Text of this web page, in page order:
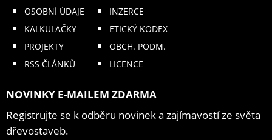
OSOBNÍ ÚDAJE
KALKULAČKY
PROJEKTY
RSS ČLÁNKŮ
INZERCE
ETICKÝ KODEX
OBCH. PODM.
LICENCE
NOVINKY E-MAILEM ZDARMA
Registrujte se k odběru novinek a zajímavostí ze světa
dřevostaveb.